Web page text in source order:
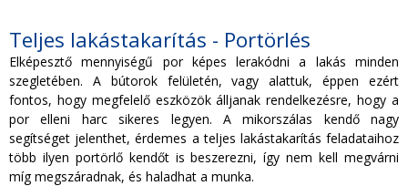
Teljes lakástakarítás - Portörlés
Elképesztő mennyiségű por képes lerakódni a lakás minden
szegletében. A bútorok felületén, vagy alattuk, éppen ezért
fontos, hogy megfelelő eszközök álljanak rendelkezésre, hogy a
por elleni harc sikeres legyen. A mikorszálas kendő nagy
segítséget jelenthet, érdemes a teljes lakástakarítás feladataihoz
több ilyen portörlő kendőt is beszerezni, így nem kell megvárni
míg megszáradnak, és haladhat a munka.